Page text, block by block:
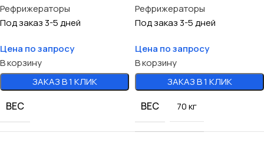
Рефрижераторы
Под заказ 3-5 дней
Цена по запросу
В корзину
ЗАКАЗ В 1 КЛИК
ВЕС 70 кг
Рефрижераторы
Под заказ 3-5 дней
Цена по запросу
В корзину
ЗАКАЗ В 1 КЛИК
ВЕС